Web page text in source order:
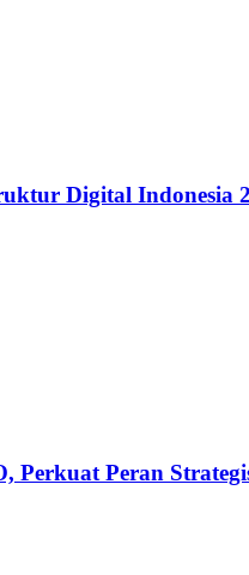
Digital Indonesia
Perkuat Peran